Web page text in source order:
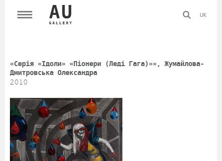
UK
«Серія «Ідоли» «Піонери (Леді Гага)»», Жумайлова-
Дмитровська Олександра
2010